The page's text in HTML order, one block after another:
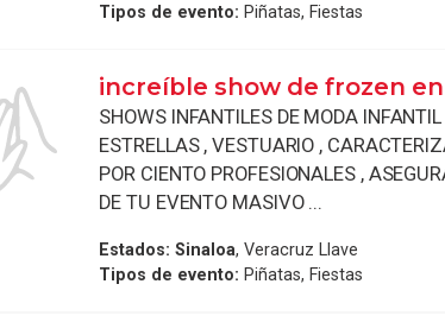
Tipos de evento: Piñatas, Fiestas
increíble show de frozen
SHOWS INFANTILES DE MODA
ESTRELLAS , VESTUARIO ,
POR CIENTO PROFESIONALES ,
DE TU EVENTO MASIVO ...
Estados: Sinaloa, Veracruz Llave
Tipos de evento: Piñatas, Fiestas